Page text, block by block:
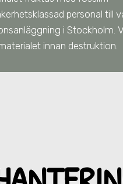
personal till
i Stockholm.
innan destruktion.